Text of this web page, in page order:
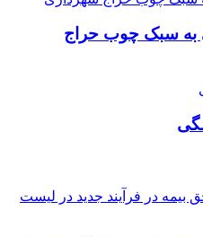
به سبک چوب حراج